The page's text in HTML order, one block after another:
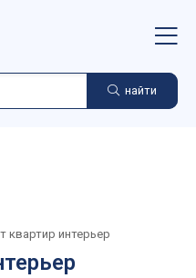
найти
квартир интерьер